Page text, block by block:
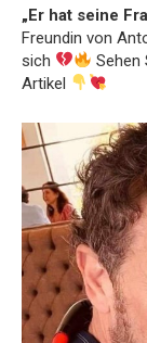
„Er hat seine
Freundin von
sich
Sehen
Artikel